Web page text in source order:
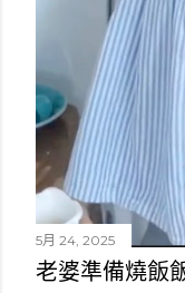
5月 24, 2025
老婆準備燒飯